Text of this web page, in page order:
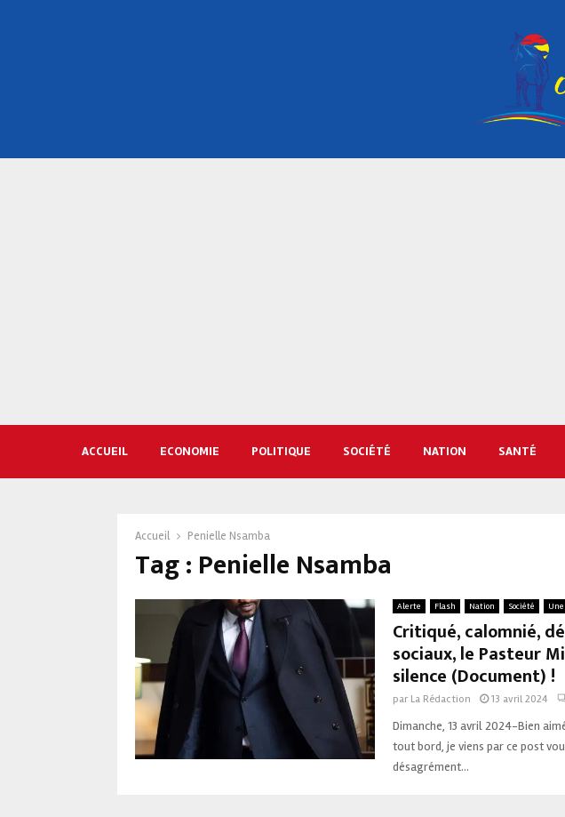
ACCUEIL ECONOMIE POLITIQUE SOCIÉTÉ NATION SANTÉ
Accueil Penielle Nsamba
Tag : Penielle Nsamba
Alerte Flash Nation Société Une
Critiqué, calomnié,
sociaux, le Pasteur
silence (Document) !
par La Rédaction 13 avril 2024
Dimanche, 13 avril 2024-Bien
tout bord, je viens par ce post
désagrément...